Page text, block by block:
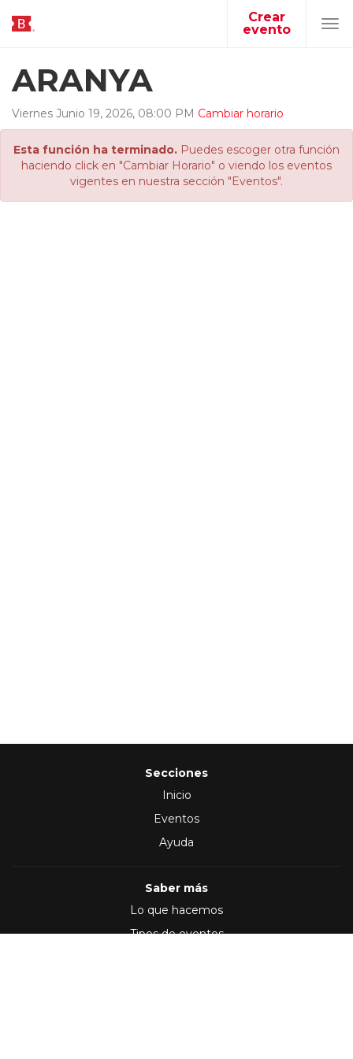
Crear
evento
ARANYA
Viernes Junio 19, 2026, 08:00 PM Cambiar horario
Esta función ha terminado. Puedes escoger otra función
haciendo click en "Cambiar Horario" o viendo los eventos
vigentes en nuestra sección "Eventos".
Secciones
Inicio
Eventos
Ayuda
Saber más
Lo que hacemos
Tipos de eventos